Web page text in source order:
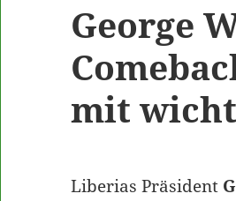
George
mit
Liberias Präsident